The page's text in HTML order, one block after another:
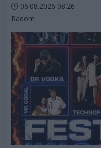
Data dodania artykułu:
06.08.2026 08:26
Kategorie artykułu:
Radom